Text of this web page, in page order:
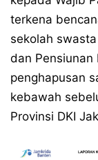
terkena
sekolah
dan Pensiunan
penghapusan
kebawah
Provinsi DKI